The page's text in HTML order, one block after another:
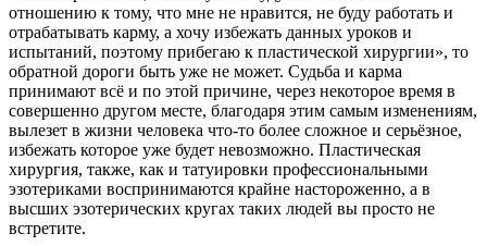
отношению к тому, что мне не нравится, не буду работать и
отрабатывать карму, а хочу избежать данных уроков и
испытаний, поэтому прибегаю к пластической хирургии», то
обратной дороги быть уже не может. Судьба и карма
принимают всё и по этой причине, через некоторое время в
совершенно другом месте, благодаря этим самым изменениям,
вылезет в жизни человека что-то более сложное и серьёзное,
избежать которое уже будет невозможно. Пластическая
хирургия, также, как и татуировки профессиональными
эзотериками воспринимаются крайне настороженно, а в
высших эзотерических кругах таких людей вы просто не
встретите.